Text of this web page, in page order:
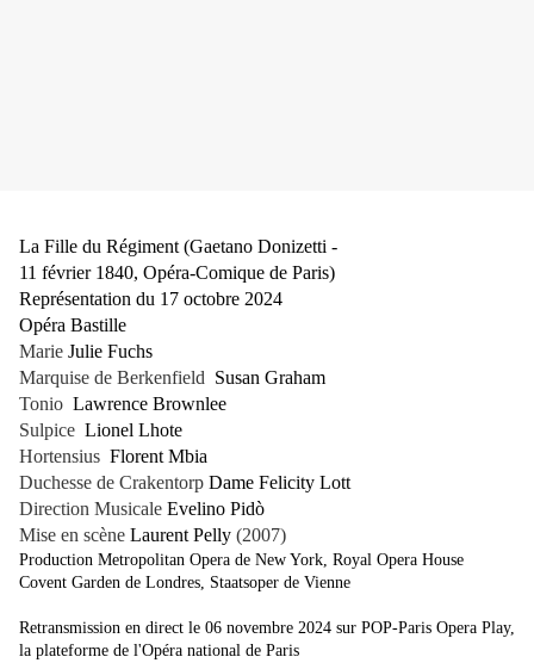
La Fille du Régiment (Gaetano Donizetti -
11 février 1840, Opéra-Comique de Paris)
Représentation du 17 octobre 2024
Opéra Bastille
Marie Julie Fuchs
Marquise de Berkenfield Susan Graham
Tonio Lawrence Brownlee
Sulpice Lionel Lhote
Hortensius Florent Mbia
Duchesse de Crakentorp Dame Felicity Lott
Direction Musicale Evelino Pidò
Mise en scène Laurent Pelly (2007)
Production Metropolitan Opera de New York, Royal Opera House
Covent Garden de Londres, Staatsoper de Vienne
Retransmission en direct le 06 novembre 2024 sur POP-Paris Opera Play,
la plateforme de l'Opéra national de Paris